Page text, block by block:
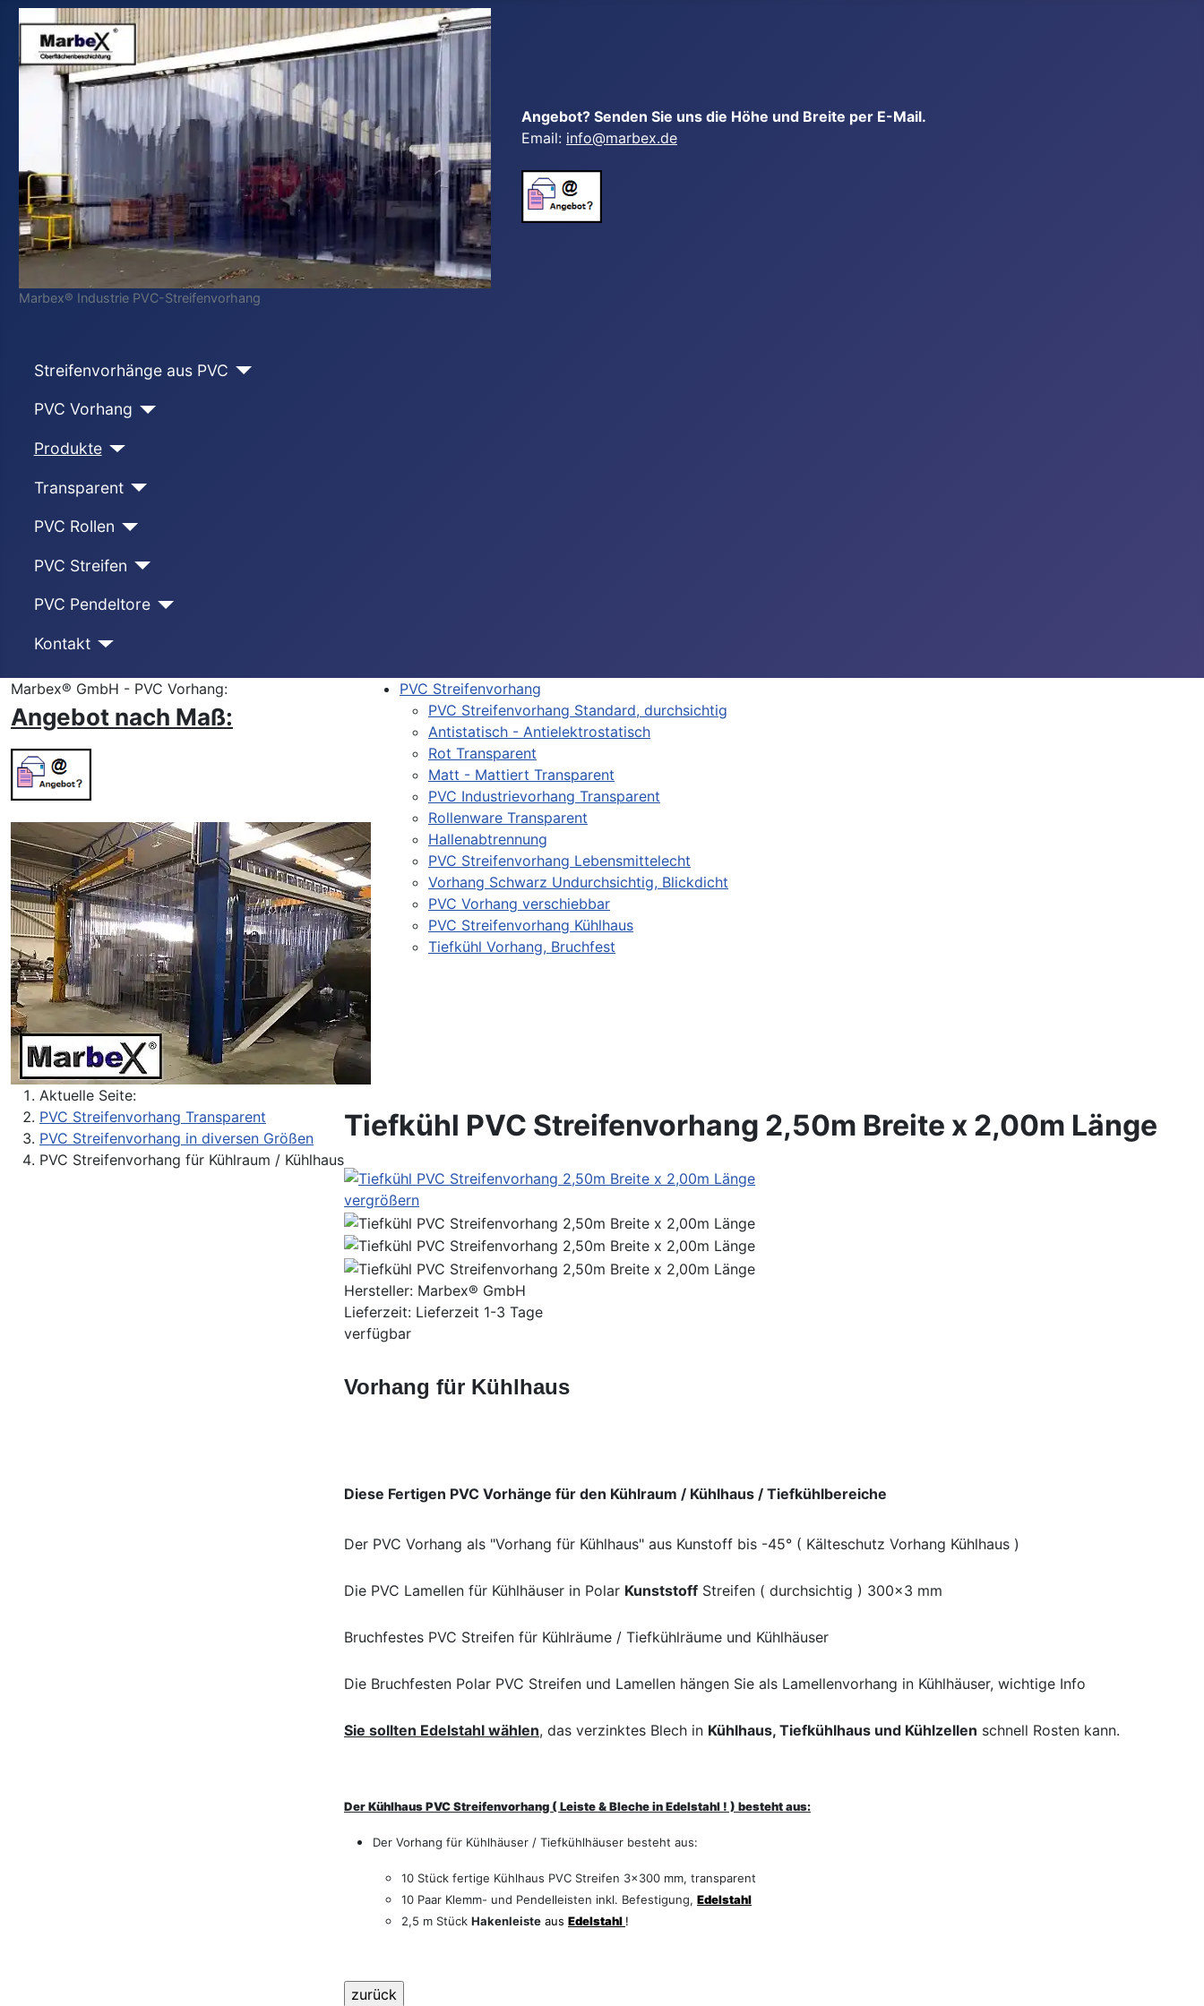
Marbex® Industrie PVC-Streifenvorhang
Angebot? Senden Sie uns die Höhe und Breite per E-Mail.
Email: info@marbex.de
Streifenvorhänge aus PVC
PVC Vorhang
Produkte
Transparent
PVC Rollen
PVC Streifen
PVC Pendeltore
Kontakt
Marbex® GmbH - PVC Vorhang:
Angebot nach Maß:
PVC Streifenvorhang
PVC Streifenvorhang Standard, durchsichtig
Antistatisch - Antielektrostatisch
Rot Transparent
Matt - Mattiert Transparent
PVC Industrievorhang Transparent
Rollenware Transparent
Hallenabtrennung
PVC Streifenvorhang Lebensmittelecht
Vorhang Schwarz Undurchsichtig, Blickdicht
PVC Vorhang verschiebbar
PVC Streifenvorhang Kühlhaus
Tiefkühl Vorhang, Bruchfest
Aktuelle Seite:
PVC Streifenvorhang Transparent
PVC Streifenvorhang in diversen Größen
PVC Streifenvorhang für Kühlraum / Kühlhaus
Tiefkühl PVC Streifenvorhang 2,50m Breite x 2,00m Länge
vergrößern
Hersteller: Marbex® GmbH
Lieferzeit: Lieferzeit 1-3 Tage
verfügbar
Vorhang für Kühlhaus
Diese Fertigen PVC Vorhänge für den Kühlraum / Kühlhaus / Tiefkühlbereiche
Der PVC Vorhang als "Vorhang für Kühlhaus" aus Kunstoff bis -45° ( Kälteschutz Vorhang Kühlhaus )
Die PVC Lamellen für Kühlhäuser in Polar Kunststoff Streifen ( durchsichtig ) 300x3 mm
Bruchfestes PVC Streifen für Kühlräume / Tiefkühlräume und Kühlhäuser
Die Bruchfesten Polar PVC Streifen und Lamellen hängen Sie als Lamellenvorhang in Kühlhäuser, wichtige Info
Sie sollten Edelstahl wählen, das verzinktes Blech in Kühlhaus, Tiefkühlhaus und Kühlzellen schnell Rosten kann.
Der Kühlhaus PVC Streifenvorhang ( Leiste & Bleche in Edelstahl ! ) besteht aus:
Der Vorhang für Kühlhäuser / Tiefkühlhäuser besteht aus:
10 Stück fertige Kühlhaus PVC Streifen 3x300 mm, transparent
10 Paar Klemm- und Pendelleisten inkl. Befestigung, Edelstahl
2,5 m Stück Hakenleiste aus Edelstahl !